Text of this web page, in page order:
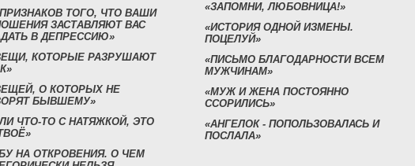
ПРИЗНАКОВ ТОГО, ЧТО ВАШИ
ЗАСТАВЛЯЮТ ВАС
В ДЕПРЕССИЮ»
КОТОРЫЕ РАЗРУШАЮТ
О КОТОРЫХ НЕ
БЫВШЕМУ»
ЧТО-ТО С НАТЯЖКОЙ, ЭТО
НА ОТКРОВЕНИЯ. О ЧЕМ
«ЗАПОМНИ, ЛЮБОВНИЦА!»
«ИСТОРИЯ ОДНОЙ ИЗМЕНЫ.
ПОЦЕЛУЙ»
«ПИСЬМО БЛАГОДАРНОСТИ ВСЕМ
МУЖЧИНАМ»
«МУЖ И ЖЕНА ПОСТОЯННО
ССОРИЛИСЬ»
«АНГЕЛОК - ПОПОЛЬЗОВАЛАСЬ И
ПОСЛАЛА»